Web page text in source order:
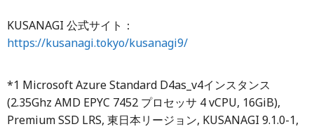
KUSANAGI 公式サイト：
https://kusanagi.tokyo/kusanagi9/
*1 Microsoft Azure Standard D4as_v4インスタンス
(2.35Ghz AMD EPYC 7452 プロセッサ 4 vCPU, 16GiB),
Premium SSD LRS, 東日本リージョン, KUSANAGI 9.1.0-1,